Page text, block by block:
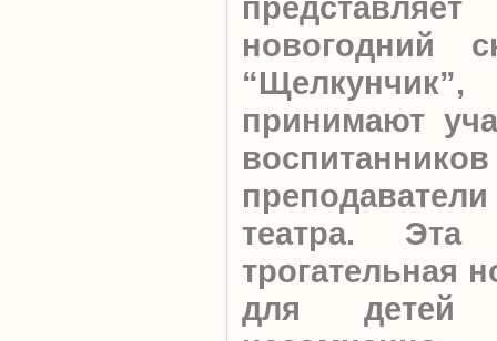
новогодний
принимают
театра. Эта
трогательная
для детей